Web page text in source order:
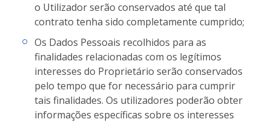
o Utilizador serão conservados até que tal
contrato tenha sido completamente cumprido;
Os Dados Pessoais recolhidos para as
finalidades relacionadas com os legítimos
interesses do Proprietário serão conservados
pelo tempo que for necessário para cumprir
tais finalidades. Os utilizadores poderão obter
informações específicas sobre os interesses